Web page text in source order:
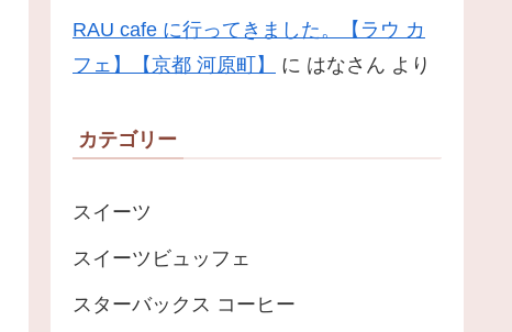
RAU cafe に行ってきました。【ラウ カ
フェ】【京都 河原町】
に はなさん より
カテゴリー
スイーツ
スイーツビュッフェ
スターバックス コーヒー